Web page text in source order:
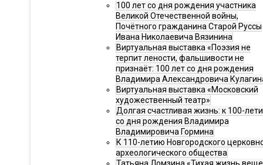
100 лет со дня рождения участника
Великой Отечественной войны,
Почётного гражданина Старой Руссы
Ивана Николаевича Вязинина
Виртуальная выставка «Поэзия не
терпит лености, фальшивости не
признаёт: 100 лет со дня рождения
Владимира Александровича
Виртуальная выставка «Московский
художественный театр»
Долгая счастливая жизнь: к 100-
со дня рождения Владимира
Владимировича Гормина
К 110-летию Новгородского
археологического общества